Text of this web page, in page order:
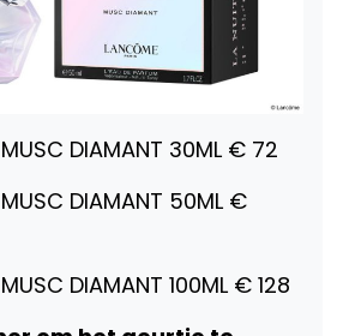
MUSC DIAMANT 30ML € 72
MUSC DIAMANT 50ML €
DIAMANT 100ML € 128